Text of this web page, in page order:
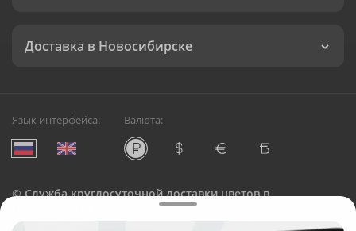
Доставка в Новосибирске
Язык интерфейса: Валюта:
©Служба круглосуточной доставки цветов в
Русский Букет, 2026